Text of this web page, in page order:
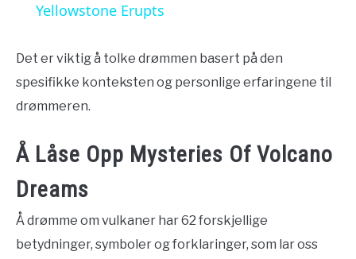
Yellowstone Erupts
Det er viktig å tolke drømmen basert på den
spesifikke konteksten og personlige erfaringene til
drømmeren.
Å Låse Opp Mysteries Of Volcano
Dreams
Å drømme om vulkaner har 62 forskjellige
betydninger, symboler og forklaringer, som lar oss